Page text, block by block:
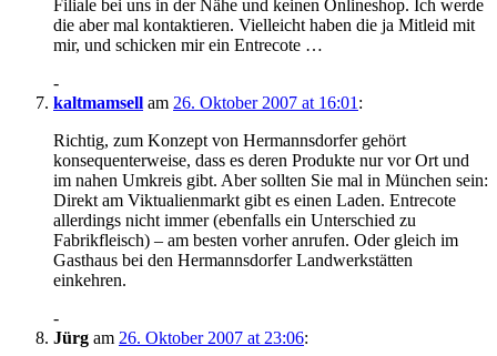
Filiale bei uns in der Nähe und keinen Onlineshop. Ich werde
die aber mal kontaktieren. Vielleicht haben die ja Mitleid mit
mir, und schicken mir ein Entrecote …
-
kaltmamsell am 26. Oktober 2007 at 16:01 :
Richtig, zum Konzept von Hermannsdorfer gehört
konsequenterweise, dass es deren Produkte nur vor Ort und
im nahen Umkreis gibt. Aber sollten Sie mal in München sein:
Direkt am Viktualienmarkt gibt es einen Laden. Entrecote
allerdings nicht immer (ebenfalls ein Unterschied zu
Fabrikfleisch) – am besten vorher anrufen. Oder gleich im
Gasthaus bei den Hermannsdorfer Landwerkstätten
einkehren.
-
Jürg am 26. Oktober 2007 at 23:06: